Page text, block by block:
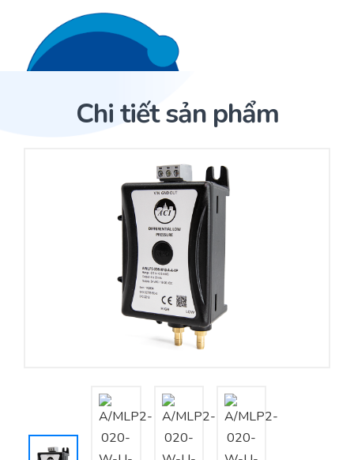
Trang Chủ
Cảm biến ACI
Nhà phân phối cảm biến
Nhà sản xuất thiết bị điều khiển
Cung cấp giải pháp quản lý cho toà nhà (BMS)
Tư vấn – Thiết kế – Cung cấp thiết bị HVAC
Tư vấn thiết kế, thi công tủ điều khiển
Chi tiết sản phẩm